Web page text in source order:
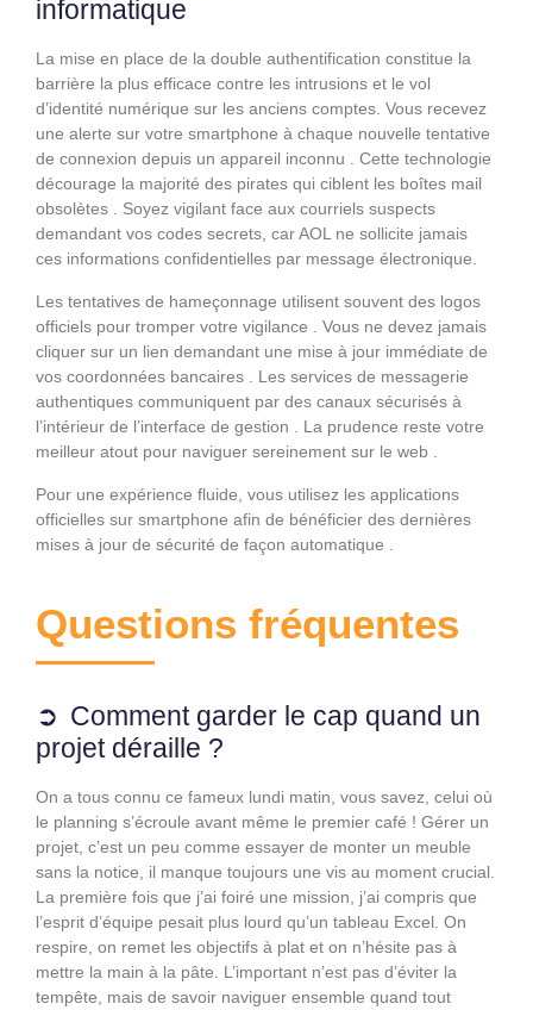
informatique
La mise en place de la double authentification constitue la
barrière la plus efficace contre les intrusions et le vol
d’identité numérique sur les anciens comptes. Vous recevez
une alerte sur votre smartphone à chaque nouvelle tentative
de connexion depuis un appareil inconnu . Cette technologie
décourage la majorité des pirates qui ciblent les boîtes mail
obsolètes . Soyez vigilant face aux courriels suspects
demandant vos codes secrets, car AOL ne sollicite jamais
ces informations confidentielles par message électronique.
Les tentatives de hameçonnage utilisent souvent des logos
officiels pour tromper votre vigilance . Vous ne devez jamais
cliquer sur un lien demandant une mise à jour immédiate de
vos coordonnées bancaires . Les services de messagerie
authentiques communiquent par des canaux sécurisés à
l’intérieur de l’interface de gestion . La prudence reste votre
meilleur atout pour naviguer sereinement sur le web .
Pour une expérience fluide, vous utilisez les applications
officielles sur smartphone afin de bénéficier des dernières
mises à jour de sécurité de façon automatique .
Questions fréquentes
Comment garder le cap quand un
projet déraille ?
On a tous connu ce fameux lundi matin, vous savez, celui où
le planning s’écroule avant même le premier café ! Gérer un
projet, c’est un peu comme essayer de monter un meuble
sans la notice, il manque toujours une vis au moment crucial.
La première fois que j’ai foiré une mission, j’ai compris que
l’esprit d’équipe pesait plus lourd qu’un tableau Excel. On
respire, on remet les objectifs à plat et on n’hésite pas à
mettre la main à la pâte. L’important n’est pas d’éviter la
tempête, mais de savoir naviguer ensemble quand tout